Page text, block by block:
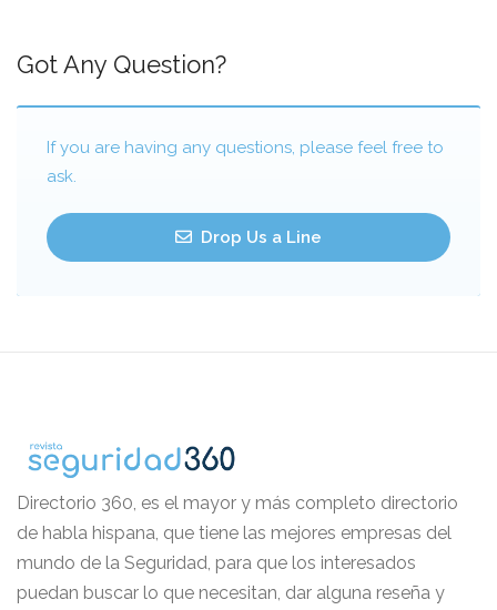
Got Any Question?
If you are having any questions, please feel free to
ask.
Drop Us a Line
Directorio 360, es el mayor y más completo directorio
de habla hispana, que tiene las mejores empresas del
mundo de la Seguridad, para que los interesados
puedan buscar lo que necesitan, dar alguna reseña y